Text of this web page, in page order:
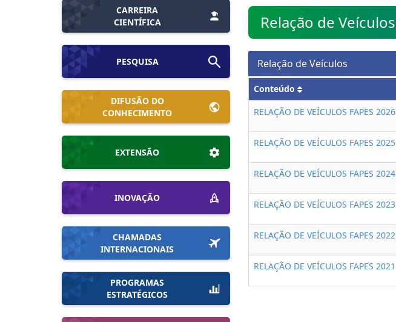
CARREIRA
CIENTÍFICA
PESQUISA
DIFUSÃO DO
CONHECIMENTO
EXTENSÃO
INOVAÇÃO
CHAMADAS
INTERNACIONAIS
PROGRAMAS
ESTRATÉGICOS
Relação de Veículos
Relação de Veículos
Conteúdo
RELAÇÃO DE VEÍCULOS FAPES 2026
RELAÇÃO DE VEÍCULOS FAPES 2025
RELAÇÃO DE VEÍCULOS FAPES 2024
RELAÇÃO DE VEÍCULOS FAPES 2023
RELAÇÃO DE VEÍCULOS FAPES 2022
RELAÇÃO DE VEÍCULOS FAPES 2021